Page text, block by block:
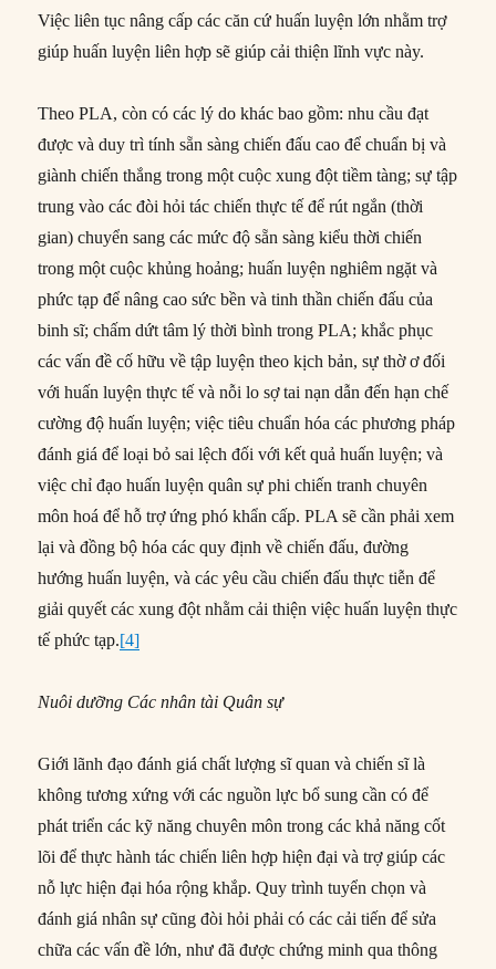
Việc liên tục nâng cấp các căn cứ huấn luyện lớn nhằm trợ
giúp huấn luyện liên hợp sẽ giúp cải thiện lĩnh vực này.
Theo PLA, còn có các lý do khác bao gồm: nhu cầu đạt
được và duy trì tính sẵn sàng chiến đấu cao để chuẩn bị và
giành chiến thắng trong một cuộc xung đột tiềm tàng; sự tập
trung vào các đòi hỏi tác chiến thực tế để rút ngắn (thời
gian) chuyển sang các mức độ sẵn sàng kiểu thời chiến
trong một cuộc khủng hoảng; huấn luyện nghiêm ngặt và
phức tạp để nâng cao sức bền và tinh thần chiến đấu của
binh sĩ; chấm dứt tâm lý thời bình trong PLA; khắc phục
các vấn đề cố hữu về tập luyện theo kịch bản, sự thờ ơ đối
với huấn luyện thực tế và nỗi lo sợ tai nạn dẫn đến hạn chế
cường độ huấn luyện; việc tiêu chuẩn hóa các phương pháp
đánh giá để loại bỏ sai lệch đối với kết quả huấn luyện; và
việc chỉ đạo huấn luyện quân sự phi chiến tranh chuyên
môn hoá để hỗ trợ ứng phó khẩn cấp. PLA sẽ cần phải xem
lại và đồng bộ hóa các quy định về chiến đấu, đường
hướng huấn luyện, và các yêu cầu chiến đấu thực tiễn để
giải quyết các xung đột nhằm cải thiện việc huấn luyện thực
tế phức tạp.[4]
Nuôi dưỡng Các nhân tài Quân sự
Giới lãnh đạo đánh giá chất lượng sĩ quan và chiến sĩ là
không tương xứng với các nguồn lực bổ sung cần có để
phát triển các kỹ năng chuyên môn trong các khả năng cốt
lõi để thực hành tác chiến liên hợp hiện đại và trợ giúp các
nỗ lực hiện đại hóa rộng khắp. Quy trình tuyển chọn và
đánh giá nhân sự cũng đòi hỏi phải có các cải tiến để sửa
chữa các vấn đề lớn, như đã được chứng minh qua thông